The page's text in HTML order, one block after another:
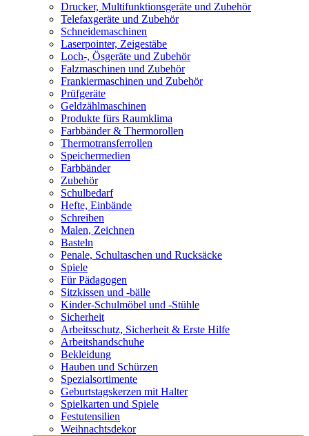
Drucker, Multifunktionsgeräte und Zubehör
Telefaxgeräte und Zubehör
Schneidemaschinen
Laserpointer, Zeigestäbe
Loch-, Ösgeräte und Zubehör
Falzmaschinen und Zubehör
Frankiermaschinen und Zubehör
Prüfgeräte
Geldzählmaschinen
Produkte fürs Raumklima
Farbbänder & Thermorollen
Thermotransferrollen
Speichermedien
Farbbänder
Zubehör
Schulbedarf
Hefte, Einbände
Schreiben
Malen, Zeichnen
Basteln
Penale, Schultaschen und Rucksäcke
Spiele
Für Pädagogen
Sitzkissen und -bälle
Kinder-Schulmöbel und -Stühle
Sicherheit
Arbeitsschutz, Sicherheit & Erste Hilfe
Arbeitshandschuhe
Bekleidung
Hauben und Schürzen
Spezialsortimente
Geburtstagskerzen mit Halter
Spielkarten und Spiele
Festutensilien
Weihnachtsdekor